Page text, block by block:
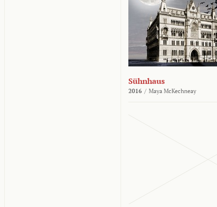
Sühnhaus
2016 / Maya McKechneay